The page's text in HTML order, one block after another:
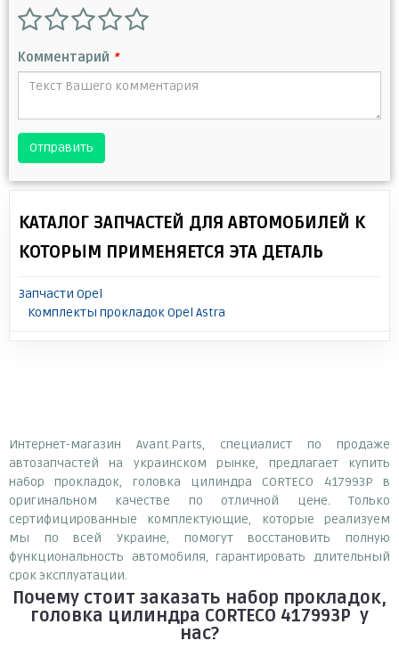
Комментарий *
Отправить
КАТАЛОГ ЗАПЧАСТЕЙ ДЛЯ АВТОМОБИЛЕЙ К
КОТОРЫМ ПРИМЕНЯЕТСЯ ЭТА ДЕТАЛЬ
Запчасти Opel
Комплекты прокладок Opel Astra
Интернет-магазин Avant.Parts, специалист по продаже
автозапчастей на украинском рынке, предлагает купить
набор прокладок, головка цилиндра CORTECO 417993P в
оригинальном качестве по отличной цене. Только
сертифицированные комплектующие, которые реализуем
мы по всей Украине, помогут восстановить полную
функциональность автомобиля, гарантировать длительный
срок эксплуатации.
Почему стоит заказать набор прокладок,
головка цилиндра CORTECO 417993P у
нас?